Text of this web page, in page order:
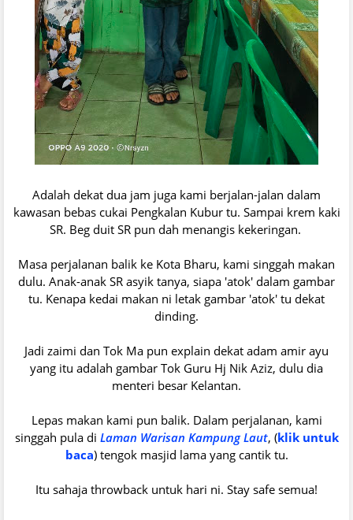
Adalah dekat dua jam juga kami berjalan-jalan dalam
kawasan bebas cukai Pengkalan Kubur tu. Sampai krem kaki
SR. Beg duit SR pun dah menangis kekeringan.
Masa perjalanan balik ke Kota Bharu, kami singgah makan
dulu. Anak-anak SR asyik tanya, siapa 'atok' dalam gambar
tu. Kenapa kedai makan ni letak gambar 'atok' tu dekat
dinding.
Jadi zaimi dan Tok Ma pun explain dekat adam amir ayu
yang itu adalah gambar Tok Guru Hj Nik Aziz, dulu dia
menteri besar Kelantan.
Lepas makan kami pun balik. Dalam perjalanan, kami
singgah pula di Laman Warisan Kampung Laut, (klik untuk
baca) tengok masjid lama yang cantik tu.
Itu sahaja throwback untuk hari ni. Stay safe semua!